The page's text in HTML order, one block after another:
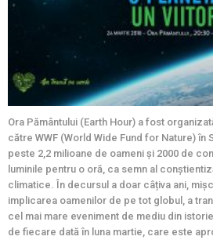
Ora Pământului (Earth Hour) a fost
către WWF (World Wide Fund for Nature) în
peste 2,2 milioane de oameni și 2000 de
luminile pentru o oră, ca semn al
climatice. În decursul a doar câțiva ani,
implicarea oamenilor de pe tot globul, a
cel mai mare eveniment de mediu din
de fiecare dată în luna martie, care este